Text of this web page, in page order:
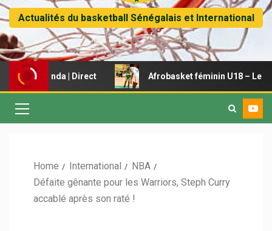
Actualités du basketball Sénégalais et International
| Direct Afrobasket féminin U18 – Le Mali
Home International
NBA
Défaite gênante pour les Warriors, Steph Curry
accablé après son raté !